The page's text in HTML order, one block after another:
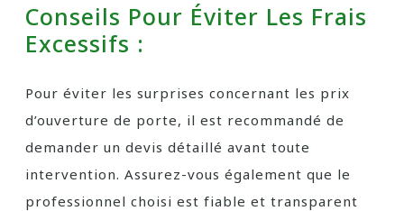
Conseils Pour Éviter Les Frais
Excessifs :
Pour éviter les surprises concernant les prix
d’ouverture de porte, il est recommandé de
demander un devis détaillé avant toute
intervention. Assurez-vous également que le
professionnel choisi est fiable et transparent